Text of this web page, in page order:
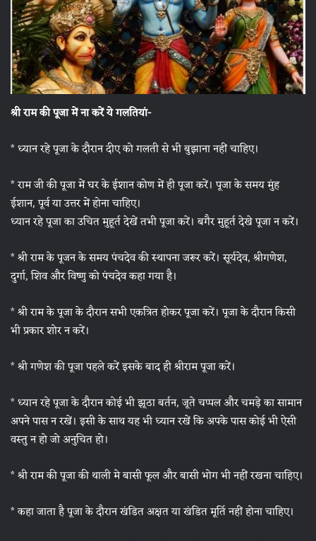
श्री राम की पूजा में ना करें ये गलतियां-
* ध्यान रहे पूजा के दौरान दीए को गलती से भी बुझाना नहीं चाहिए।
* राम जी की पूजा में घर के ईशान कोण में ही पूजा करें। पूजा के समय मुंह
ईशान, पूर्व या उत्तर में होना चाहिए।
ध्यान रहे पूजा का उचित मुहूर्त देखें तभी पूजा करें। बगैर मुहूर्त देखे पूजा न करें।
* श्री राम के पूजन के समय पंचदेव की स्थापना जरूर करें। सूर्यदेव, श्रीगणेश,
दुर्गा, शिव और विष्णु को पंचदेव कहा गया है।
* श्री राम के पूजा के दौरान सभी एकत्रित होकर पूजा करें। पूजा के दौरान किसी
भी प्रकार शोर न करें।
* श्री गणेश की पूजा पहले करें इसके बाद ही श्रीराम पूजा करें।
* ध्यान रहे पूजा के दौरान कोई भी झूठा बर्तन, जूते चप्पल और चमड़े का सामान
अपने पास न रखें। इसी के साथ यह भी ध्यान रखें कि अपके पास कोई भी ऐसी
वस्तु न हो जो अनुचित हो।
* श्री राम की पूजा की थाली मे बासी फूल और बासी भोग भी नहीं रखना चाहिए।
* कहा जाता है पूजा के दौरान खंडित अक्षत या खंडित मूर्ति नहीं होना चाहिए।